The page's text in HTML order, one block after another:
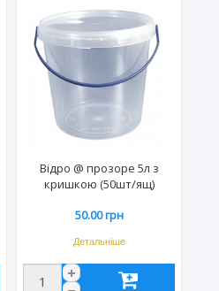
Відро @ прозоре 5л з
кришкою (50шт/ящ)
50.00 грн
Детальніше